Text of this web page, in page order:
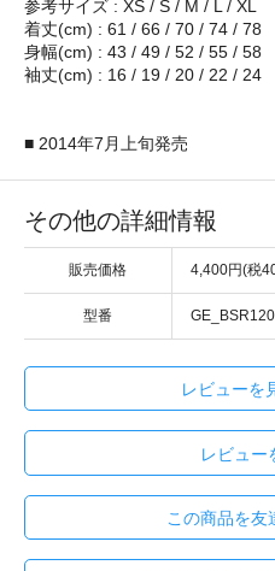
参考サイズ : XS / S / M / L / XL
着丈(cm) : 61 / 66 / 70 / 74 / 78
身幅(cm) : 43 / 49 / 52 / 55 / 58
袖丈(cm) : 16 / 19 / 20 / 22 / 24
■ 2014年7月上旬発売
その他の詳細情報
販売価格 4,400円(税
型番 GE_BSR120
レビューを
レビュー
この商品を友